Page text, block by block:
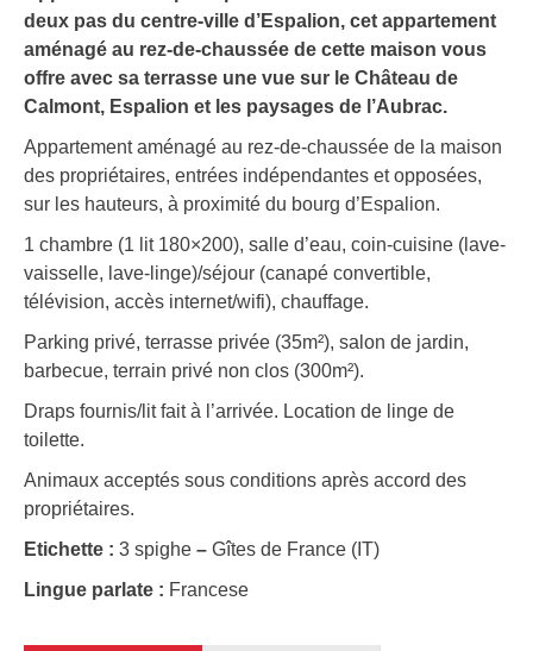
deux pas du centre-ville d’Espalion, cet appartement
aménagé au rez-de-chaussée de cette maison vous
offre avec sa terrasse une vue sur le Château de
Calmont, Espalion et les paysages de l’Aubrac.
Appartement aménagé au rez-de-chaussée de la maison
des propriétaires, entrées indépendantes et opposées,
sur les hauteurs, à proximité du bourg d’Espalion.
1 chambre (1 lit 180×200), salle d’eau, coin-cuisine (lave-
vaisselle, lave-linge)/séjour (canapé convertible,
télévision, accès internet/wifi), chauffage.
Parking privé, terrasse privée (35m²), salon de jardin,
barbecue, terrain privé non clos (300m²).
Draps fournis/lit fait à l’arrivée. Location de linge de
toilette.
Animaux acceptés sous conditions après accord des
propriétaires.
Etichette : 3 spighe – Gîtes de France (IT)
Lingue parlate : Francese